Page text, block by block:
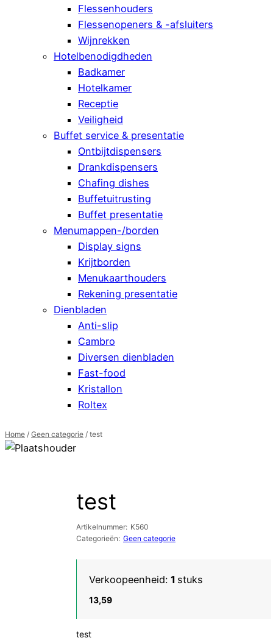
Flessenhouders
Flessenopeners & -afsluiters
Wijnrekken
Hotelbenodigdheden
Badkamer
Hotelkamer
Receptie
Veiligheid
Buffet service & presentatie
Ontbijtdispensers
Drankdispensers
Chafing dishes
Buffetuitrusting
Buffet presentatie
Menumappen-/borden
Display signs
Krijtborden
Menukaarthouders
Rekening presentatie
Dienbladen
Anti-slip
Cambro
Diversen dienbladen
Fast-food
Kristallon
Roltex
Home / Geen categorie / test
test
Artikelnummer: K560
Categorieën: Geen categorie
Verkoopeenheid: 1 stuks
13,59
test